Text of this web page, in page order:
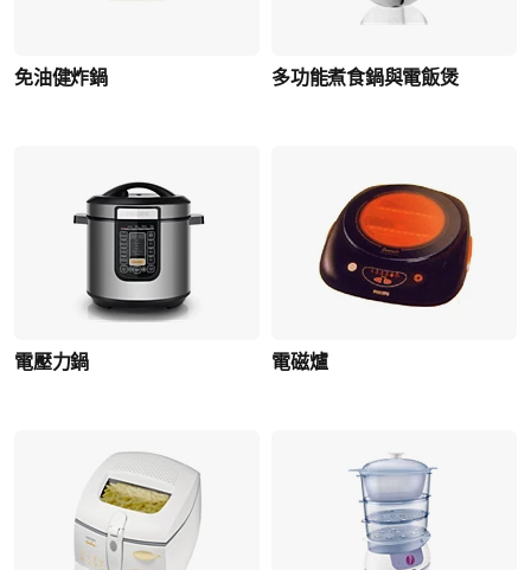
免油健炸鍋 多功能煮食鍋與電飯煲
電壓力鍋 電磁爐